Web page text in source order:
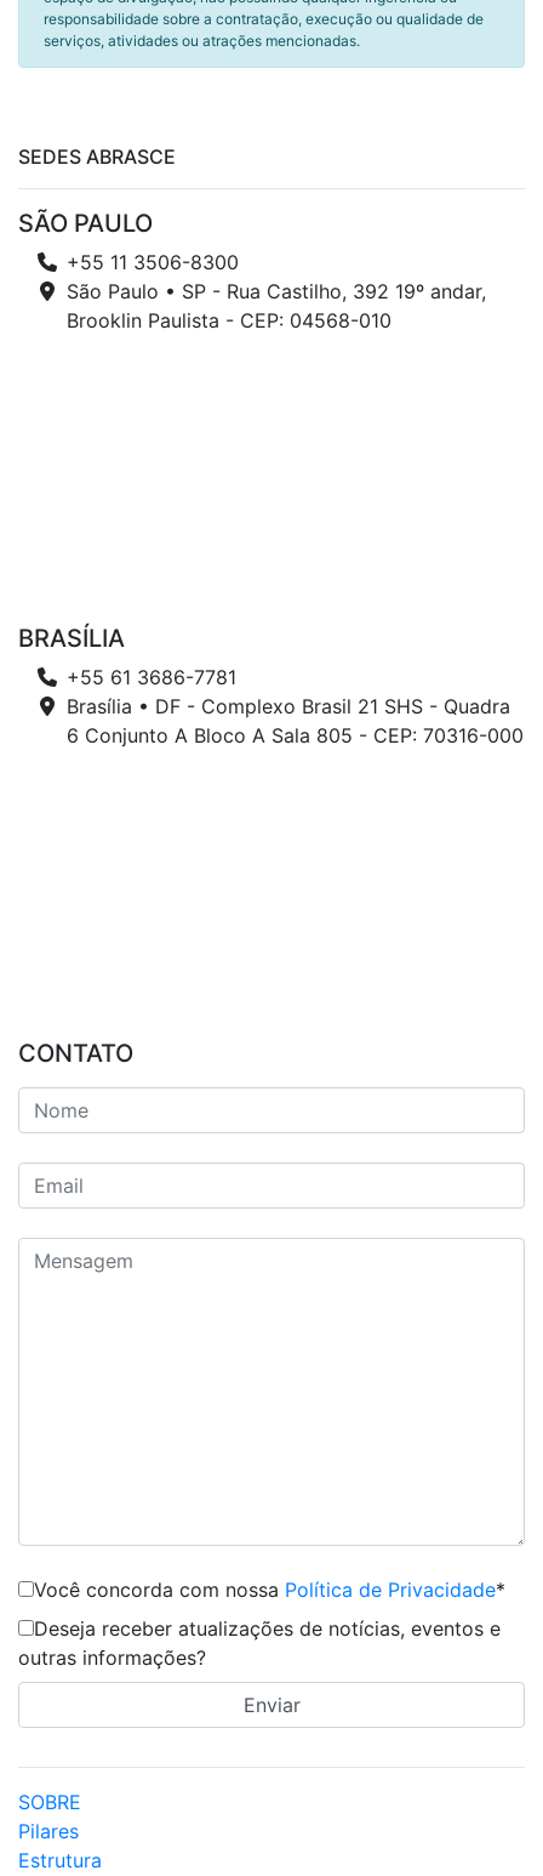
responsabilidade sobre a contratação, execução ou qualidade de
serviços, atividades ou atrações mencionadas.
SEDES ABRASCE
SÃO PAULO
+55 11 3506-8300
São Paulo • SP - Rua Castilho, 392 19º andar,
Brooklin Paulista - CEP: 04568-010
BRASÍLIA
+55 61 3686-7781
Brasília • DF - Complexo Brasil 21 SHS - Quadra
6 Conjunto A Bloco A Sala 805 - CEP: 70316-000
CONTATO
Você concorda com nossa Política de Privacidade*
Deseja receber atualizações de notícias, eventos e
outras informações?
SOBRE
Pilares
Estrutura